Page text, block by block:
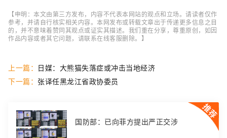
【申明：本文由第三方发布，内容不代表本网站的观点和立场。请读者仅作
参考，并请自行核实相关内容。本网发布或转载文章出于传递更多信息之目
的，并不意味着赞同其观点或证实其描述。我们重在分享，尊重原创，如因
作品内容或者其它问题，请联系在线客服删除。】
上一篇： 日媒：大熊猫失落症或冲击当地经济
下一篇： 张译任黑龙江省政协委员
国防部：已向菲方提出严正交涉